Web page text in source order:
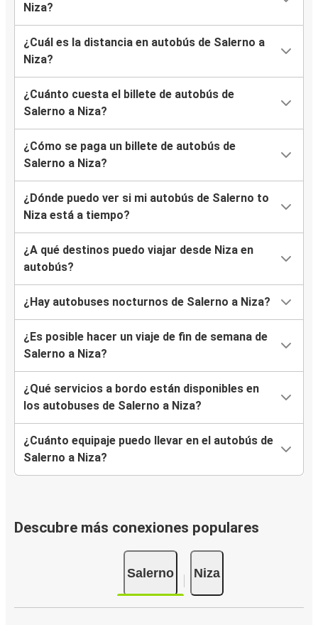
Niza?
¿Cuál es la distancia en autobús de Salerno a
Niza?
¿Cuánto cuesta el billete de autobús de
Salerno a Niza?
¿Cómo se paga un billete de autobús de
Salerno a Niza?
¿Dónde puedo ver si mi autobús de Salerno to
Niza está a tiempo?
¿A qué destinos puedo viajar desde Niza en
autobús?
¿Hay autobuses nocturnos de Salerno a Niza?
¿Es posible hacer un viaje de fin de semana de
Salerno a Niza?
¿Qué servicios a bordo están disponibles en
los autobuses de Salerno a Niza?
¿Cuánto equipaje puedo llevar en el autobús de
Salerno a Niza?
Descubre más conexiones populares
Salerno Niza